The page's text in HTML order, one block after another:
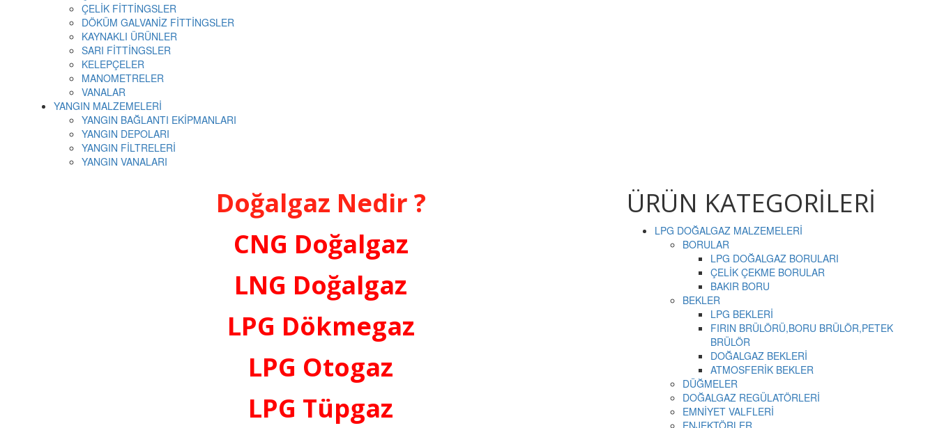
ÇELİK FİTTİNGSLER
DÖKÜM GALVANİZ FİTTİNGSLER
KAYNAKLI ÜRÜNLER
SARI FİTTİNGSLER
KELEPÇELER
MANOMETRELER
VANALAR
YANGIN MALZEMELERİ
YANGIN BAĞLANTI EKİPMANLARI
YANGIN DEPOLARI
YANGIN FİLTRELERİ
YANGIN VANALARI
Doğalgaz Nedir ?
CNG Doğalgaz
LNG Doğalgaz
LPG Dökmegaz
LPG Otogaz
LPG Tüpgaz
ÜRÜN KATEGORİLERİ
LPG DOĞALGAZ MALZEMELERİ
BORULAR
LPG DOĞALGAZ BORULARI
ÇELİK ÇEKME BORULAR
BAKIR BORU
BEKLER
LPG BEKLERİ
FIRIN BRÜLÖRÜ,BORU BRÜLÖR,PETEK
BRÜLÖR
DOĞALGAZ BEKLERİ
ATMOSFERİK BEKLER
DÜĞMELER
DOĞALGAZ REGÜLATÖRLERİ
EMNİYET VALFLERİ